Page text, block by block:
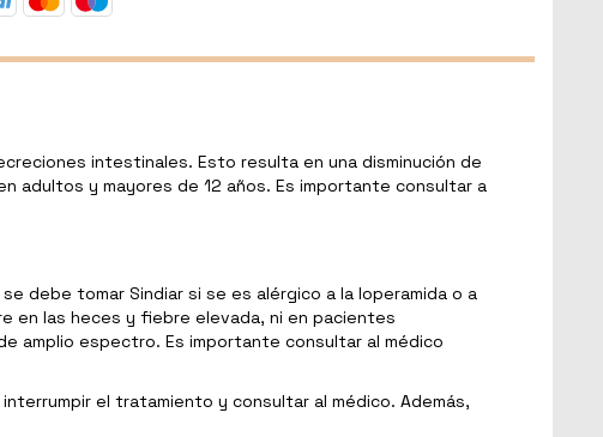
intestinales. Esto resulta en una disminución de
adultos y mayores de 12 años. Es importante consultar a
debe tomar Sindiar si se es alérgico a la loperamida o a
en las heces y fiebre elevada, ni en pacientes
amplio espectro. Es importante consultar al médico
el tratamiento y consultar al médico. Además,